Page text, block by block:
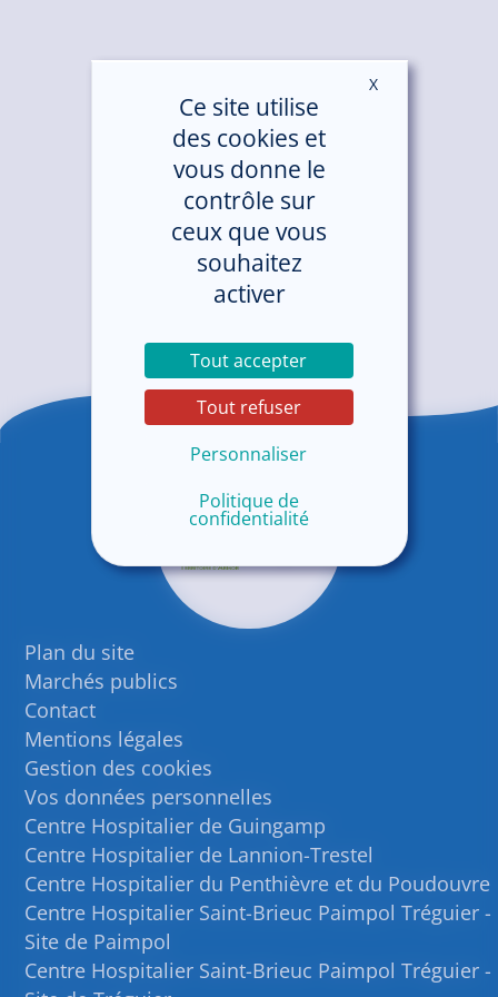
Plan du site
Marchés publics
Contact
Mentions légales
Gestion des cookies
Vos données personnelles
Centre Hospitalier de Guingamp
Centre Hospitalier de Lannion-Trestel
Centre Hospitalier du Penthièvre et du Poudouvre
Centre Hospitalier Saint-Brieuc Paimpol Tréguier -
Site de Paimpol
Centre Hospitalier Saint-Brieuc Paimpol Tréguier -
Ce site utilise
des cookies et
vous donne le
contrôle sur
ceux que vous
souhaitez
activer
Tout accepter
Tout refuser
Personnaliser
Politique de
confidentialité
XMasquer le